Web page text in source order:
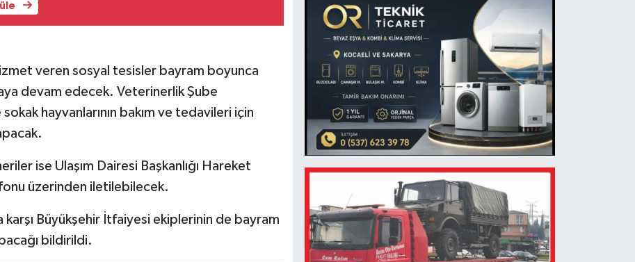
veren sosyal tesisler bayram boyunca
devam edecek. Veterinerlik Şube
hayvanlarının bakım ve tedavileri için
ise Ulaşım Dairesi Başkanlığı Hareket
üzerinden iletilebilecek.
Büyükşehir İtfaiyesi ekiplerinin de bayram
bildirildi.